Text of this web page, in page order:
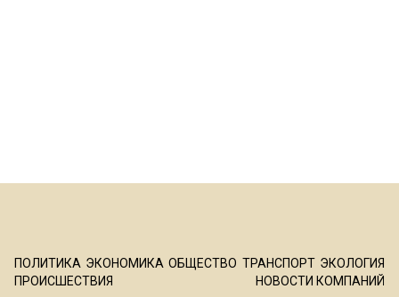
ПОЛИТИКА ЭКОНОМИКА ОБЩЕСТВО ТРАНСПОРТ ЭКОЛОГИЯ
ПРОИСШЕСТВИЯ
НОВОСТИ КОМПАНИЙ